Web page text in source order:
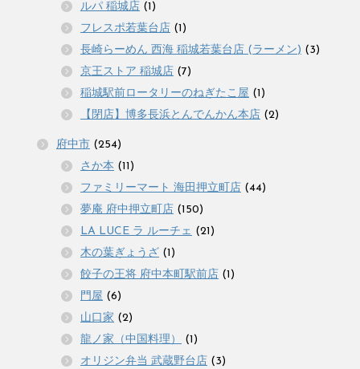
ルパ 稲城店 (1)
フレスポ若葉台店 (1)
長崎らーめん 西海 稲城若葉台店 (ラーメン) (3)
京王ストア 稲城店 (7)
稲城駅前ロータリーのねぎたこ屋 (1)
【閉店】博多長浜とんでんかん本店 (2)
府中市 (254)
さか本 (11)
ファミリーマート 海田押立町店 (44)
夢庵 府中押立町店 (150)
LA LUCE ラ ルーチェ (21)
木の葉ぎょうざ (1)
餃子の王将 府中本町駅前店 (1)
門屋 (6)
山口家 (2)
龍ノ家（中国料理）
(1)
オリジン弁当 武蔵野台店 (3)